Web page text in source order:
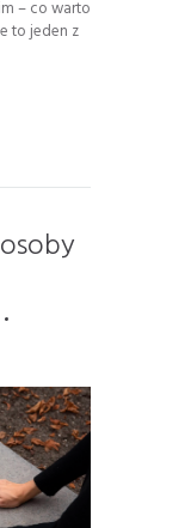
– co warto
to jeden z